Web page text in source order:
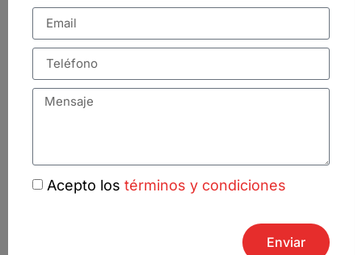
Acepto los términos y condiciones
Enviar